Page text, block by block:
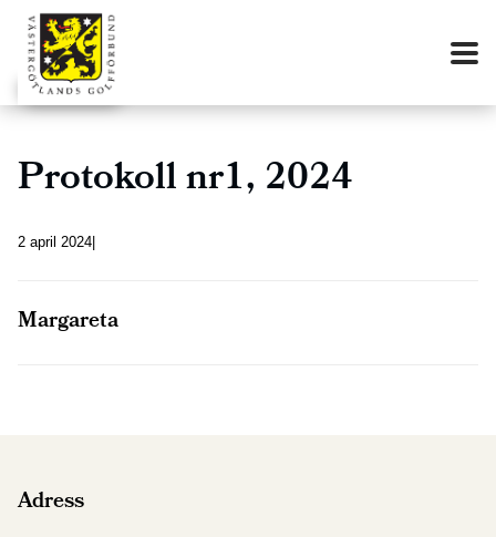
Protokoll nr1, 2024
2 april 2024
Margareta
Adress